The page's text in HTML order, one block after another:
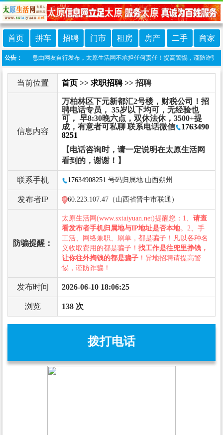
首页 拼车 招聘 门市 租房 房产 二手 商家
公告：
本栏目信息由网友自行发布，太原生活网不承担任何责任！提高警惕，谨防诈骗！
当前位置 首页 >> 求职招聘>> 招聘
信息内容
万柏林区下元新都汇2号楼，财税公司！招
聘电话专员， 35岁以下均可，无经验也
可， 早8:30晚六点，双休法休，3500+提
成，有意者可私聊 联系电话微信
1763490
8251
【电话咨询时，请一定说明在太原生活网
看到的，谢谢！】
联系手机 17634908251 号码归属地:山西朔州
发布者IP 60.223.107.47（山西省晋中市联通）
防骗提醒：
太原生活网(www.sxtaiyuan.net)提醒您：1、 请查
看发布者手机归属地与IP地址是否本地。2、手
工活、网络兼职、刷单，都是骗子！凡以各种名
义收取费用的都是骗子！ 找工作是往兜里挣钱，
让你往外掏钱的都是骗子 ！异地招聘请提高警
惕，谨防诈骗！
发布时间 2026-06-10 18:06:25
浏览 138 次
拨打电话